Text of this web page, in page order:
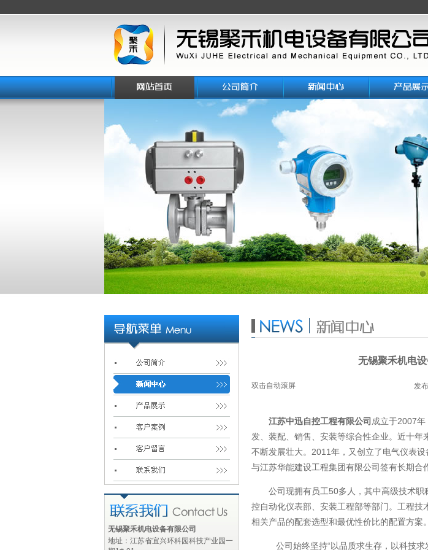
无锡聚禾机电设备有限公司
地址：江苏省宜兴环科园科技产业园一
无锡聚禾机电
双击自动滚屏 发
江苏中迅自控工程有限公司 成立于2007
发、装配、销售、安装等综合性企业。近十
不断发展壮大。2011年，又创立了电气仪表
与江苏华能建设工程集团有限公司签有长期合
公司现拥有员工50多人，其中高级技术职
控自动化仪表部、安装工程部等部门。工程
相关产品的配套选型和最优性价比的配置方案。
公司始终坚持“以品质求生存，以科技求发